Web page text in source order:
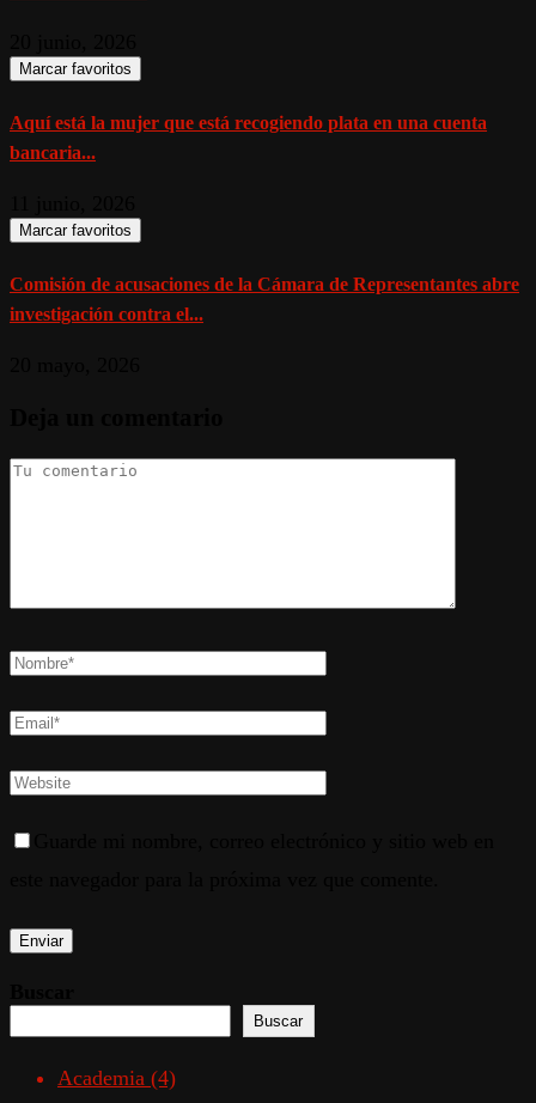
Marcar favoritos
Aquí está la mujer que está recogiendo plata en una cuenta
bancaria...
Marcar favoritos
Comisión de acusaciones de la Cámara de Representantes abre
investigación contra el...
Buscar
Academia (4)